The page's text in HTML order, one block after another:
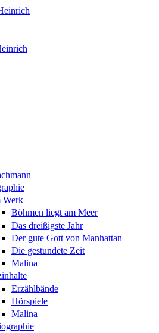
Werk
Böhmen liegt am Meer
Das dreißigste Jahr
Der gute Gott von Manhattan
Die gestundete Zeit
Malina
Erzählbände
Hörspiele
Malina